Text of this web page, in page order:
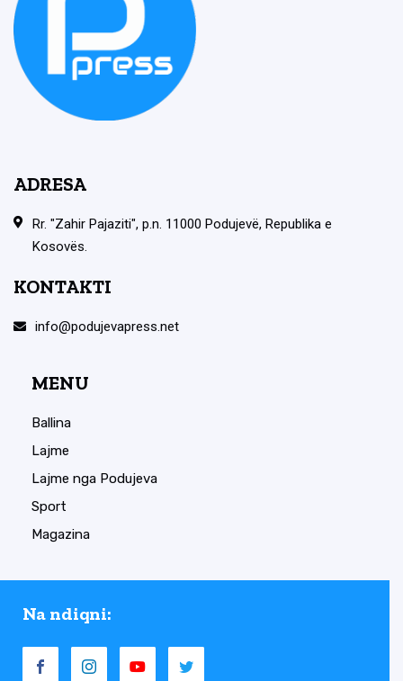
ADRESA
Rr. "Zahir Pajaziti", p.n. 11000 Podujevë, Republika e
Kosovës.
KONTAKTI
info@podujevapress.net
MENU
Ballina
Lajme
Lajme nga Podujeva
Sport
Magazina
Na ndiqni: